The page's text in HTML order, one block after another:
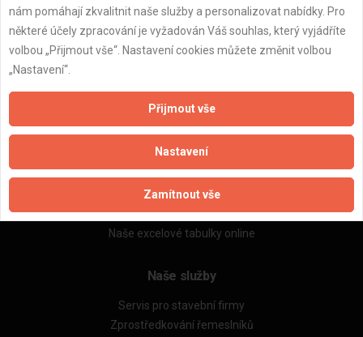
Naše firmy a řemeslníci
Zpracování a ochrana osobních údajů
Zásady pro používání souborů cookie
Obchodní podmínky (zprostředkování)
Obchodní podmínky (rozpočtování)
Reference
Naše excelové tabulky online
Naše služby
Servis pro stavební firmy
Zprostředkování řemeslníků
nám pomáhají zkvalitnit naše služby a personalizovat nabídky. Pro
některé účely zpracování je vyžadován Váš souhlas, který vyjádříte
volbou „Přijmout vše“. Nastavení cookies můžete změnit volbou
„Nastavení“.
Přijmout vše
Nastavení
Zamítnout vše